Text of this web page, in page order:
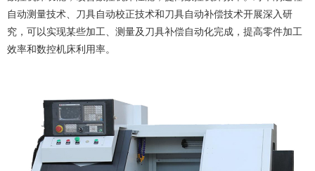
自动测量技术、刀具自动校正技术和刀具自动补偿技术开展深入研
究，可以实现某些加工、测量及刀具补偿自动化完成，提高零件加工
效率和数控机床利用率。